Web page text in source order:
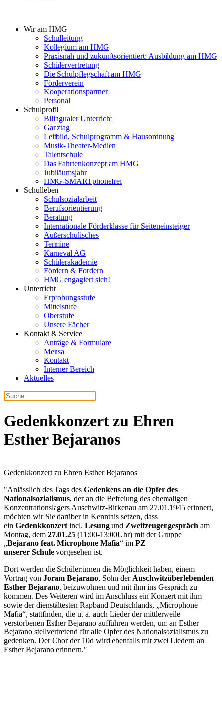
Wir am HMG
Schulleitung
Kollegium am HMG
Praxisnah und zukunftsorientiert: Ausbildung am HMG
Schülervertretung
Die Schulpflegschaft am HMG
Förderverein
Kooperationspartner
Personal
Schulprofil
Bilingualer Unterricht
Ganztag
Leitbild, Schulprogramm & Hausordnung
Musik-Theater-Medien
Talentschule
Das Fahrtenkonzept am HMG
Jubiläumsjahr
HMG-SMARTphonefrei
Schulleben
Schulsozialarbeit
Berufsorientierung
Beratung
Internationale Förderklasse für Seiteneinsteiger
Außerschulisches
Termine
Karneval AG
Schülerakademie
Fördern & Fordern
HMG engagiert sich!
Unterricht
Erprobungsstufe
Mittelstufe
Oberstufe
Unsere Fächer
Kontakt & Service
Anträge & Formulare
Mensa
Kontakt
Interner Bereich
Aktuelles
Gedenkkonzert zu Ehren
Esther Bejaranos
Gedenkkonzert zu Ehren Esther Bejaranos
"Anlässlich des Tags des Gedenkens an die Opfer des
Nationalsozialismus, der an die Befreiung des ehemaligen
Konzentrationslagers Auschwitz-Birkenau am 27.01.1945 erinnert,
möchten wir Sie darüber in Kenntnis setzen, dass
ein Gedenkkonzert incl. Lesung und Zweitzeugengespräch am
Montag, dem 27.01.25 (11:00-13:00Uhr) mit der Gruppe
„Bejarano feat. Microphone Mafia“ im PZ
unserer Schule vorgesehen ist.
Dort werden die Schüler:innen die Möglichkeit haben, einem
Vortrag von Joram Bejarano, Sohn der Auschwitzüberlebenden
Esther Bejarano, beizuwohnen und mit ihm ins Gespräch zu
kommen. Des Weiteren wird im Anschluss ein Konzert mit ihm
sowie der dienstältesten Rapband Deutschlands, „Microphone
Mafia“, stattfinden, die u. a. auch Lieder der mittlerweile
verstorbenen Esther Bejarano aufführen werden, um an Esther
Bejarano stellvertretend für alle Opfer des Nationalsozialismus zu
gedenken. Der Chor der 10d wird ebenfalls mit zwei Liedern an
Esther Bejarano erinnern."